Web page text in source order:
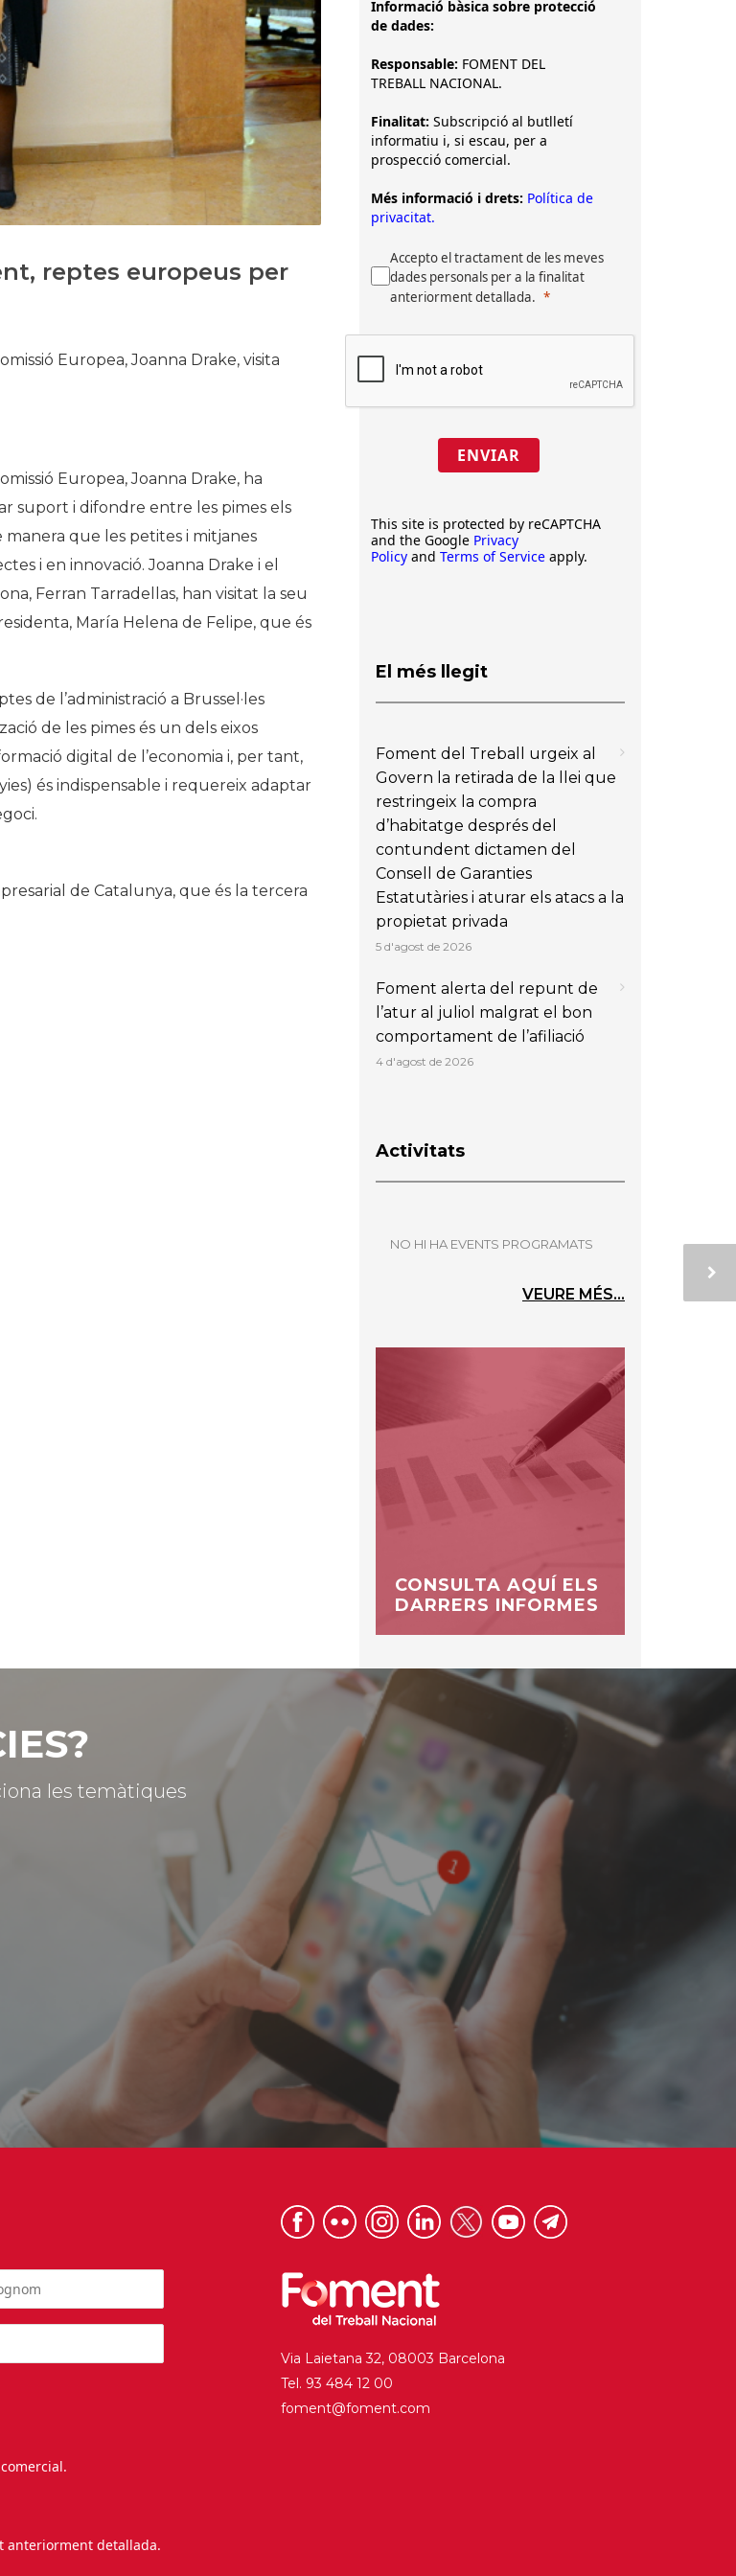
Galeria de Presidents
Biblioteca Arxiu
Seu Social
reptes europeus per
Europea, Joanna Drake, visita
Europea, Joanna Drake, ha
suport i difondre entre les pimes els
que les petites i mitjanes
i en innovació. Joanna Drake i el
Ferran Tarradellas, han visitat la seu
María Helena de Felipe, que és
de l’administració a Brussel·les
de les pimes és un dels eixos
digital de l’economia i, per tant,
és indispensable i requereix adaptar
de Catalunya, que és la tercera
Informació bàsica sobre protecció
de dades:
Responsable: FOMENT DEL
TREBALL NACIONAL.
Finalitat: Subscripció al butlletí
informatiu i, si escau, per a
prospecció comercial.
Més informació i drets: Política de
privacitat.
Accepto el tractament de les meves
dades personals per a la finalitat
anteriorment detallada.
ENVIAR
This site is protected by reCAPTCHA
and the Google Privacy
Policy and Terms of Service apply.
El més llegit
Foment del Treball urgeix al
Govern la retirada de la llei que
restringeix la compra
d’habitatge després del
contundent dictamen del
Consell de Garanties
Estatutàries i aturar els atacs a la
propietat privada
5 d'agost de 2026
Foment alerta del repunt de
l’atur al juliol malgrat el bon
comportament de l’afiliació
4 d'agost de 2026
Activitats
NO HI HA EVENTS PROGRAMATS
VEURE MÉS...
CONSULTA AQUÍ ELS
DARRERS INFORMES
les temàtiques
anteriorment detallada.
Via Laietana 32, 08003 Barcelona
Tel. 93 484 12 00
foment@foment.com